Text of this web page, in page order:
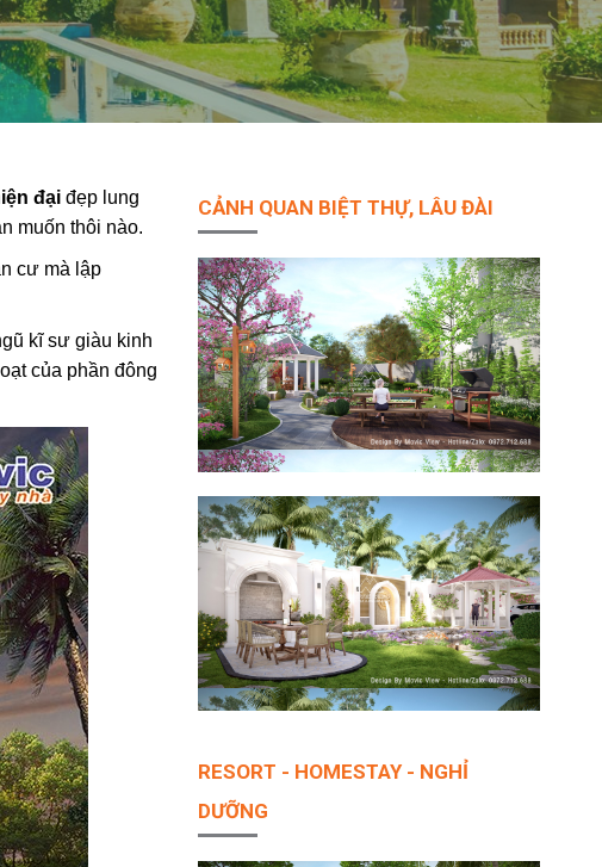
đại đẹp lung
muốn thôi nào.
cư mà lập
kĩ sư giàu kinh
của phần đông
CẢNH QUAN BIỆT THỰ, LÂU ĐÀI
RESORT - HOMESTAY - NGHỈ
DƯỠNG